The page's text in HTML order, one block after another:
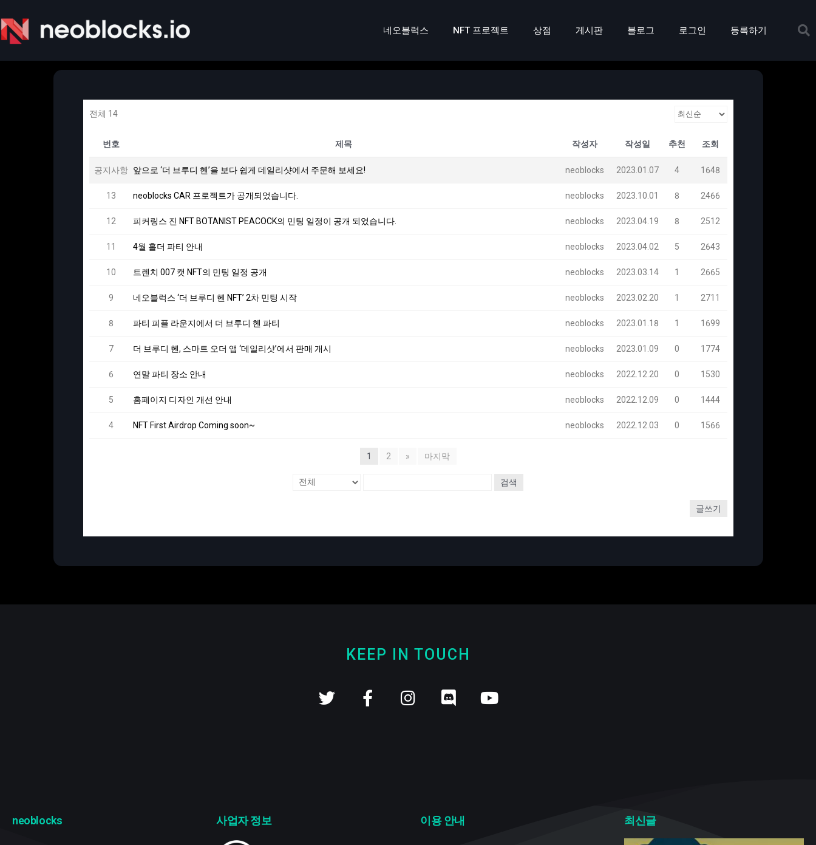
네오블럭스 NFT 프로젝트 상점 게시판 블로그 로그인 등록하기
전체 14
번호 제목 작성자 작성일 추천 조회
공지사항 앞으로 ‘더 브루디 헨’을 보다 쉽게 데일리샷에서 주문해 보세요! neoblocks 2023.01.07 4 1648
13 neoblocks CAR 프로젝트가 공개되었습니다. neoblocks 2023.10.01 8 2466
12 피커링스 진 NFT BOTANIST PEACOCK의 민팅 일정이 공개 되었습니다. neoblocks 2023.04.19 8 2512
11 4월 홀더 파티 안내 neoblocks 2023.04.02 5 2643
10 트렌치 007 캣 NFT의 민팅 일정 공개 neoblocks 2023.03.14 1 2665
9 네오블럭스 ‘더 브루디 헨 NFT’ 2차 민팅 시작 neoblocks 2023.02.20 1 2711
8 파티 피플 라운지에서 더 브루디 헨 파티 neoblocks 2023.01.18 1 1699
7 더 브루디 헨, 스마트 오더 앱 ‘데일리샷’에서 판매 개시 neoblocks 2023.01.09 0 1774
6 연말 파티 장소 안내 neoblocks 2022.12.20 0 1530
5 홈페이지 디자인 개선 안내 neoblocks 2022.12.09 0 1444
4 NFT First Airdrop Coming soon~ neoblocks 2022.12.03 0 1566
1 2 » 마지막
검색
글쓰기
KEEP IN TOUCH
neoblocks 사업자 정보 이용 안내 최신글